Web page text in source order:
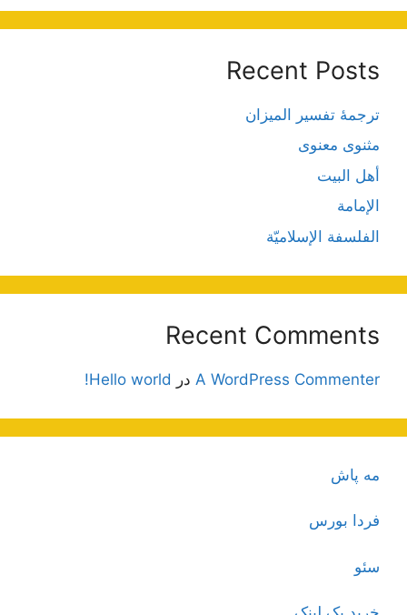
Recent Posts
ترجمۀ تفسیر المیزان
مثنوی معنوی
أهل البيت
الإمامة
الفلسفة الإسلاميّة
Recent Comments
A WordPress Commenter در Hello world!
مه پاش
فردا بورس
سئو